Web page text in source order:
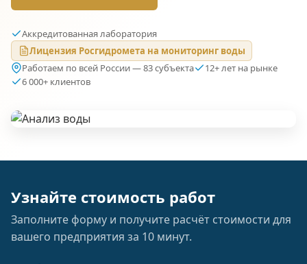
Аккредитованная лаборатория
Лицензия Росгидромета на мониторинг воды
Работаем по всей России — 83 субъекта
12+ лет на рынке
6 000+ клиентов
Узнайте стоимость работ
Заполните форму и получите расчёт стоимости для
вашего предприятия за 10 минут.